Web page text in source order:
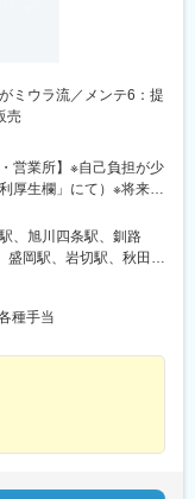
ミウラ流／メンテ6：提
売
営業所】※自己負担が少
厚生欄」にて）※将来的
初任地はエリア単位
陸／近畿／中四国／九
ます。北海道、青森
奈川県、山梨県、岐阜
山県、石川県、福井
口県、徳島県、香川
崎県、熊本県、大分
策あり
、旭川四条駅、釧路
盛岡駅、岩切駅、秋田
ゲートウェイ駅、セン
駅、熊谷駅、大袋駅、
、北長野駅、村井駅、
の宮駅、船町駅、春日
駅、春日町駅、沼津
駅、南茨木駅(阪急線)、
紀和駅、鳥取駅、松江
種手当